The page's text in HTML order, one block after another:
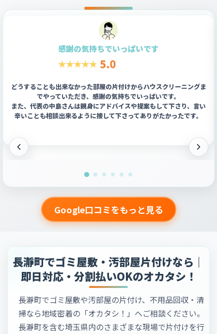
感謝の気持ちでいっぱいです
どうすることも出来なかった部屋の片付けからハウスクリーニングま
でやっていただき、感謝の気持ちでいっぱいです。
また、代表の中島さんは親身にアドバイスや提案もして下さり、言い
辛いことも相談出来るように接して下さってありがたかったです。
Google口コミをもっと見る
長瀞町でゴミ屋敷・汚部屋片付けなら｜
即日対応・分割払いOKのオカタシ！
長瀞町でゴミ屋敷や汚部屋の片付け、不用品回収・清
掃なら地域密着の「オカタシ！」へご相談ください。
長瀞町を含む埼玉県内のさまざまな現場で片付けを行